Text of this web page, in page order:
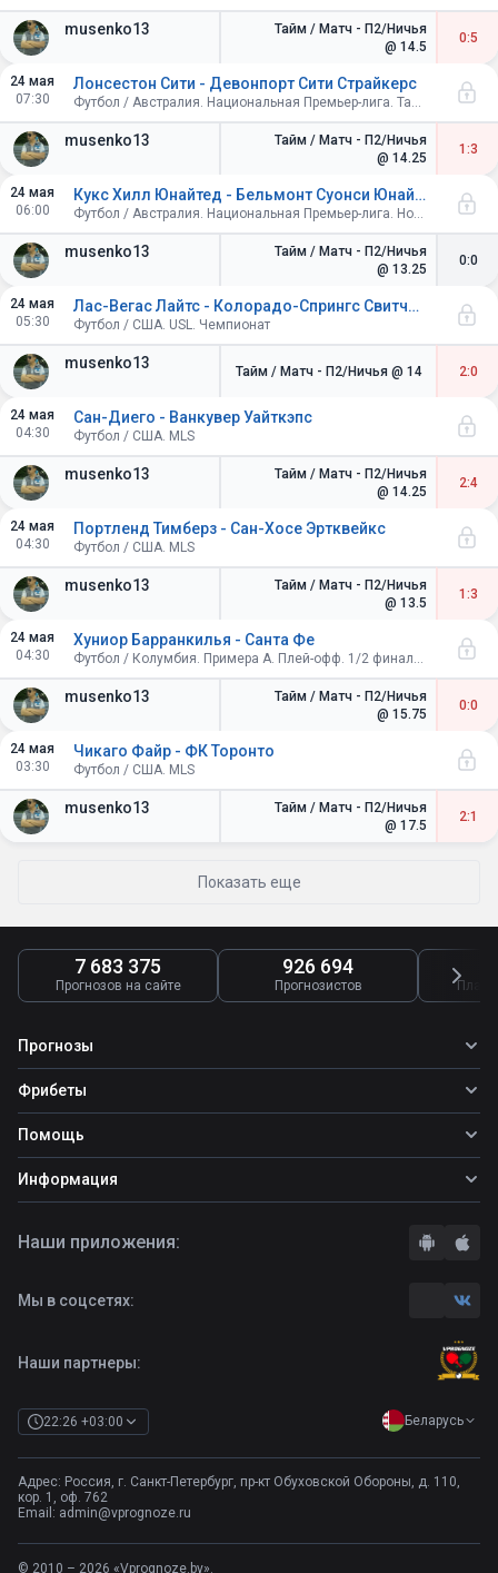
musenko13
Тайм / Матч - П2/Ничья
@ 14.5
0:5
24 мая
07:30
musenko13
Лонсестон Сити - Девонпорт Сити Страйкерс
Футбол / Австралия. Национальная Премьер-лига. Тасмания
Тайм / Матч - П2/Ничья
@ 14.25
1:3
24 мая
06:00
musenko13
Кукс Хилл Юнайтед - Бельмонт Суонси Юнайтед
Футбол / Австралия. Национальная Премьер-лига. Новый Южный Уэльс. Север
Тайм / Матч - П2/Ничья
@ 13.25
0:0
24 мая
05:30
musenko13
Лас-Вегас Лайтс - Колорадо-Спрингс Свитчбэкс
Футбол / США. USL. Чемпионат
Тайм / Матч - П2/Ничья @ 14 2:0
24 мая
04:30
musenko13
Сан-Диего - Ванкувер Уайткэпс
Футбол / США. MLS
Тайм / Матч - П2/Ничья
@ 14.25
2:4
24 мая
04:30
musenko13
Портленд Тимберз - Сан-Хосе Эртквейкс
Футбол / США. MLS
Тайм / Матч - П2/Ничья
@ 13.5
1:3
24 мая
04:30
musenko13
Хуниор Барранкилья - Санта Фе
Футбол / Колумбия. Примера A. Плей-офф. 1/2 финала. Ответные матчи
Тайм / Матч - П2/Ничья
@ 15.75
0:0
24 мая
03:30
musenko13
Чикаго Файр - ФК Торонто
Футбол / США. MLS
Тайм / Матч - П2/Ничья
@ 17.5
2:1
Показать еще
7 683 375
Прогнозов на сайте
926 694
Прогнозистов
Прогнозы
Все прогнозы
Топ ставок
Прогнозы на футбол
Фрибеты
Фрибеты
Помощь
Школа ставок
Вопросы и ответы
Информация
Правила
Контакты
Наши партнеры:
22:26 +03:00 Беларусь
Адрес: Россия, г. Санкт-Петербург, пр-кт Обуховской Обороны, д. 110,
кор. 1, оф. 762
Email: admin@vprognoze.ru
Наши приложения:
Мы в соцсетях:
© 2010 – 2026 «Vprognoze.by».